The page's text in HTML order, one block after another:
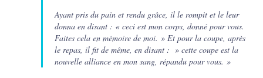
Ayant pris du pain et rendu grâce, il le rompit et le leur
donna en disant : « ceci est mon corps, donné pour vous.
Faites cela en mémoire de moi. » Et pour la coupe, après
le repas, il fit de même, en disant : » cette coupe est la
nouvelle alliance en mon sang, répandu pour vous. »